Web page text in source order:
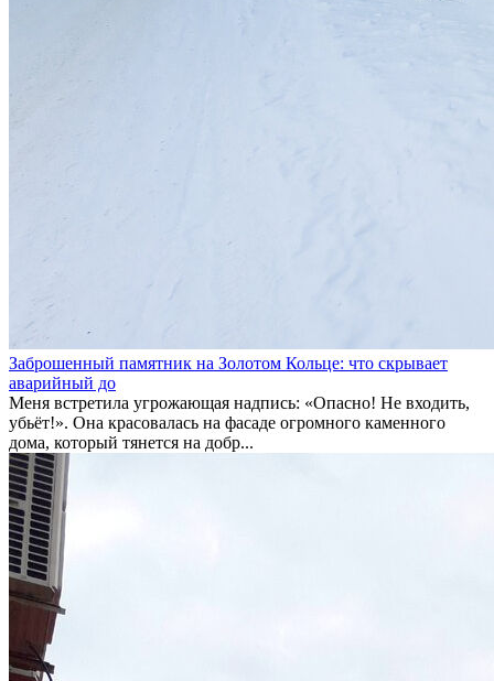
Заброшенный памятник на Золотом Кольце: что скрывает
аварийный до
Меня встретила угрожающая надпись: «Опасно! Не входить,
убьёт!». Она красовалась на фасаде огромного каменного
дома, который тянется на добр...